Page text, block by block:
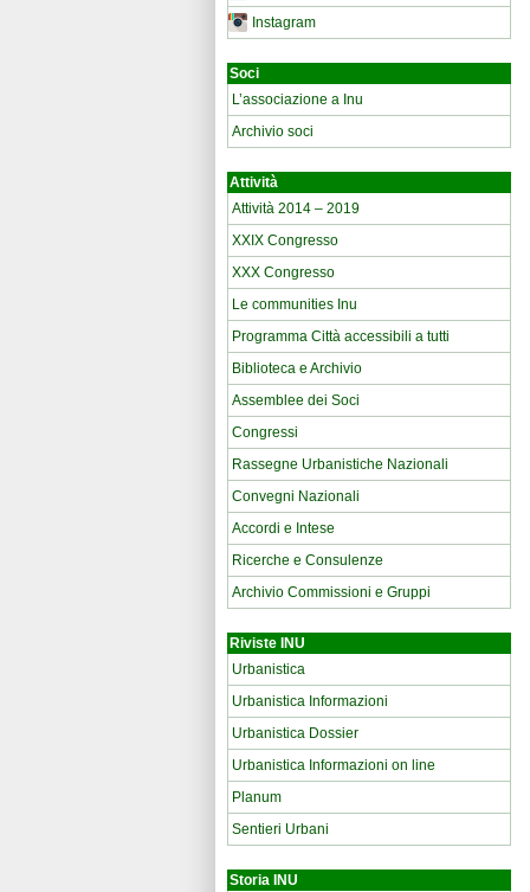
Instagram
Soci
L’associazione a Inu
Archivio soci
Attività
Attività 2014 – 2019
XXIX Congresso
XXX Congresso
Le communities Inu
Programma Città accessibili a tutti
Biblioteca e Archivio
Assemblee dei Soci
Congressi
Rassegne Urbanistiche Nazionali
Convegni Nazionali
Accordi e Intese
Ricerche e Consulenze
Archivio Commissioni e Gruppi
Riviste INU
Urbanistica
Urbanistica Informazioni
Urbanistica Dossier
Urbanistica Informazioni on line
Planum
Sentieri Urbani
Storia INU